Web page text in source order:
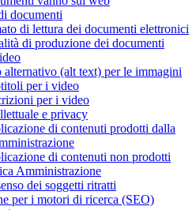
documenti
di lettura dei documenti elettronici
di produzione dei documenti
alternativo (alt text) per le immagini
per i video
per i video
e privacy
di contenuti prodotti dalla
di contenuti non prodotti
Amministrazione
dei soggetti ritratti
per i motori di ricerca (SEO)